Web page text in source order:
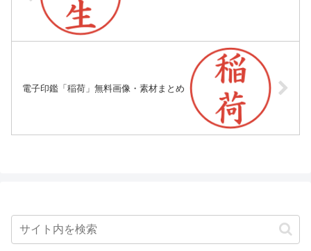
電子印鑑「稲荷」無料画像・素材まとめ